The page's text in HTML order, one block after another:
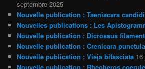
septembre 2025
Nouvelle publication : Taeniacara candidi
Nouvelles publications : Les
Nouvelle publication : Dicrossus
Nouvelle publication : Crenicara
Nouvelle publication : Vieja bifasciata 16
Nouvelle publication : Rheoheros